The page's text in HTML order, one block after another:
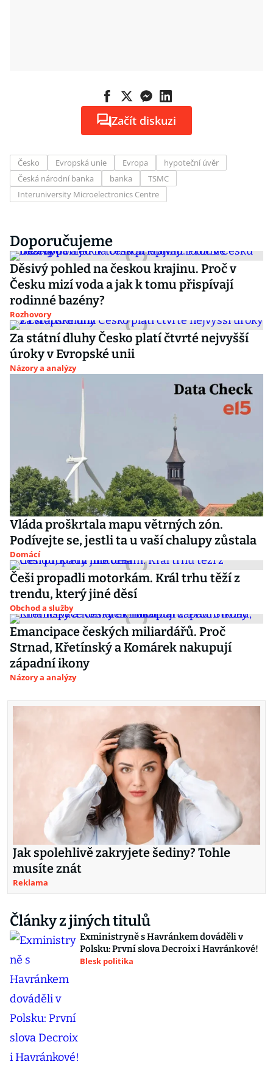
Začít diskuzi
Česko Evropská unie Evropa
hypoteční úvěr
Česká národní banka
banka
TSMC
Interuniversity Microelectronics Centre
Doporučujeme
Děsivý pohled na českou krajinu. Proč v
Česku mizí voda a jak k tomu přispívají
rodinné bazény?
Rozhovory
Za státní dluhy Česko platí čtvrté nejvyšší
úroky v Evropské unii
Názory a analýzy
Vláda proškrtala mapu větrných zón.
Podívejte se, jestli ta u vaší chalupy zůstala
Domácí
Češi propadli motorkám. Král trhu těží z
trendu, který jiné děsí
Obchod a služby
Emancipace českých miliardářů. Proč
Strnad, Křetínský a Komárek nakupují
západní ikony
Názory a analýzy
Jak spolehlivě zakryjete šediny? Tohle
musíte znát
Reklama
Články z jiných titulů
Exministryně s Havránkem dováděli v
Polsku: První slova Decroix i Havránkové!
Blesk politika